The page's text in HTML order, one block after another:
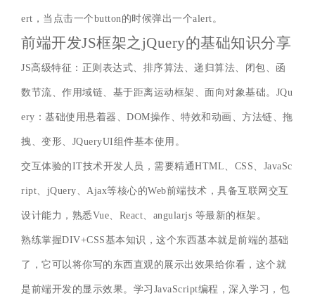
ert，当点击一个button的时候弹出一个alert。
前端开发JS框架之jQuery的基础知识分享
JS高级特征：正则表达式、排序算法、递归算法、闭包、函
数节流、作用域链、基于距离运动框架、面向对象基础。JQu
ery：基础使用悬着器、DOM操作、特效和动画、方法链、拖
拽、变形、JQueryUI组件基本使用。
交互体验的IT技术开发人员，需要精通HTML、CSS、JavaSc
ript、jQuery、Ajax等核心的Web前端技术，具备互联网交互
设计能力，熟悉Vue、React、angularjs 等最新的框架。
熟练掌握DIV+CSS基本知识，这个东西基本就是前端的基础
了，它可以将你写的东西直观的展示出效果给你看，这个就
是前端开发的显示效果。学习JavaScript编程，深入学习，包